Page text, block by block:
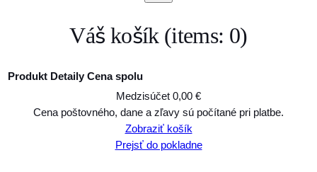
Váš košík (items: 0)
Produkty
Produkt Detaily Cena spolu
Medzisúčet 0,00 €
Cena poštovného, dane a zľavy sú počítané pri platbe.
Zobraziť košík
Prejsť do pokladne